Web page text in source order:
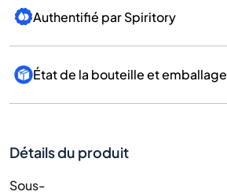
Authentifié par Spiritory
État de la bouteille et emballage
Détails du produit
Sous-